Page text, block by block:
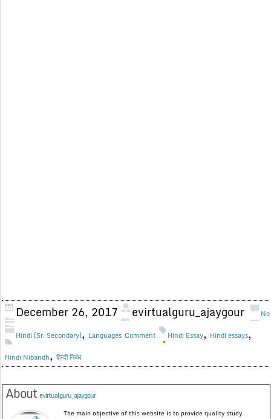
December 26, 2017 evirtualguru_ajaygour
Hindi (Sr. Secondary), Languages
No
Comment
Hindi Essay, Hindi essays,
Hindi Nibandh,हिन्दी निबंध
Aboutevirtualguru_ajaygour
The main objective of this website is to provide quality study